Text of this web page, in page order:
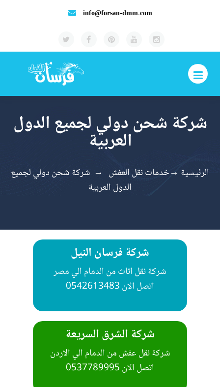
info@forsan-dmm.com
شركة شحن دولي لجميع الدول
العربية
الرئيسية →خدمات نقل العفش → شركة شحن دولي لجميع
الدول العربية
شركة فرسان النيل
شركة نقل اثاث من الدمام الي مصر
شركة الشرق السريعة
شركة نقل عفش من الدمام الي الاردن
اتصل الان 0537789995